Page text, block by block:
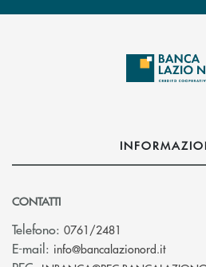
CONTATTI
Telefono: 0761/2481
E-mail: info@bancalazionord.it(si